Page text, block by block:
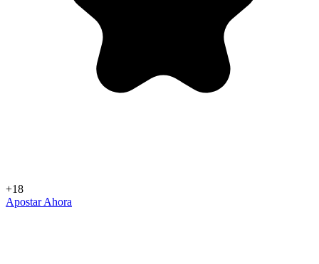
+18
Apostar Ahora